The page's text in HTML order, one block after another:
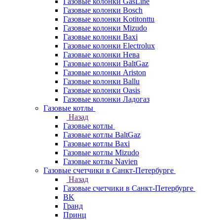
Газовые колонки Bosch
Газовые колонки Kotitonttu
Газовые колонки Mizudo
Газовые колонки Baxi
Газовые колонки Electrolux
Газовые колонки Нева
Газовые колонки BaltGaz
Газовые колонки Ariston
Газовые колонки Ballu
Газовые колонки Oasis
Газовые колонки Ладогаз
Газовые котлы
Назад
Газовые котлы
Газовые котлы BaltGaz
Газовые котлы Baxi
Газовые котлы Mizudo
Газовые котлы Navien
Газовые счетчики в Санкт-Петербурге
Назад
Газовые счетчики в Санкт-Петербурге
BK
Гранд
Принц